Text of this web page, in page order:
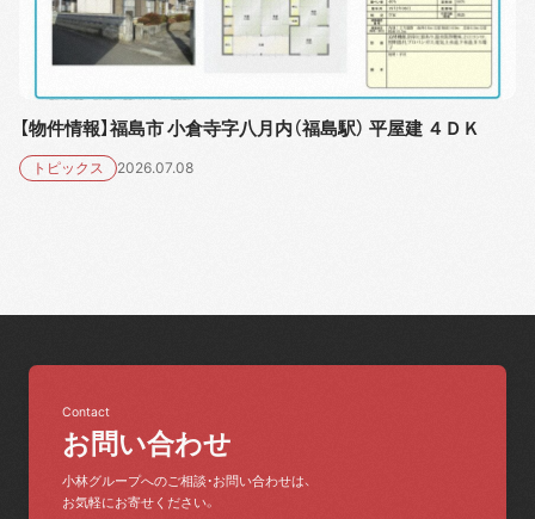
【物件情報】福島市 小倉寺字八月内（福島駅） 平屋建 ４ＤＫ
トピックス 2026.07.08
お問い合わせ
Contact
小林グループへのご相談・お問い合わせは、
お気軽にお寄せください。